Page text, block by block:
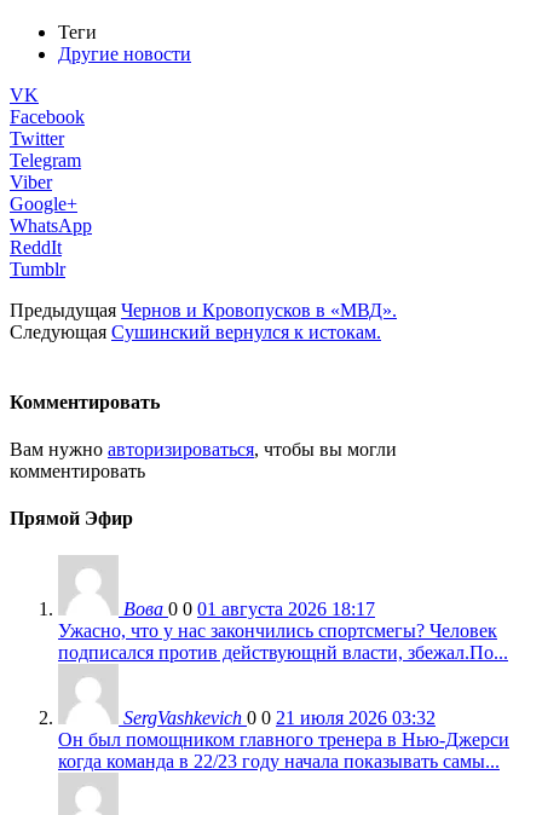
Теги
Другие новости
VK
Facebook
Twitter
Telegram
Viber
Google+
WhatsApp
ReddIt
Tumblr
Предыдущая Чернов и Кровопусков в «МВД».
Следующая Сушинский вернулся к истокам.
Комментировать
Вам нужно авторизироваться, чтобы вы могли
комментировать
Прямой Эфир
Вова 0 0 01 августа 2026 18:17
Ужасно, что у нас закончились спортсмегы? Человек
подписался против действующнй власти, збежал.По...
SergVashkevich 0 0 21 июля 2026 03:32
Он был помощником главного тренера в Нью-Джерси
когда команда в 22/23 году начала показывать самы...